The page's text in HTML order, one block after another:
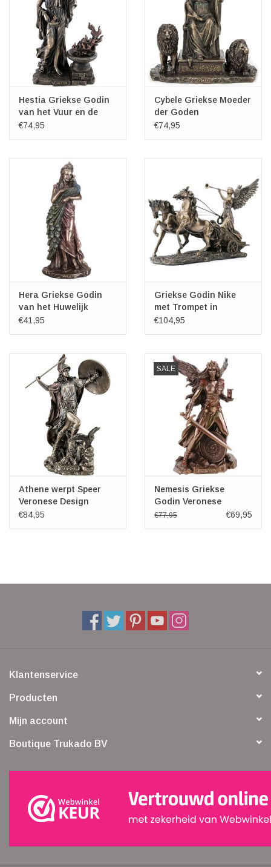
Hestia Griekse Godin
van het Vuur en de
Huiselijke Haard
€74,95
Cybele Griekse Moeder
der Goden
€74,95
Hera Griekse Godin
van het Huwelijk
Veronese Design
€41,95
Griekse Godin Nike
met Trompet in
Strijdwagen
€104,95
Athene werpt Speer
Veronese Design
€84,95
SALE
Nemesis Griekse
Godin Veronese
Design
€77,95 €69,95
Klantenservice
Producten
Mijn account
Boutique Trukado BV